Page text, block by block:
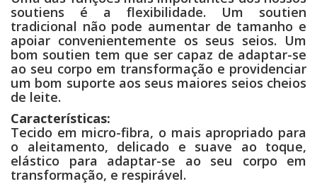
soutiens é a flexibilidade. Um soutien
tradicional não pode aumentar de tamanho e
apoiar convenientemente os seus seios. Um
bom soutien tem que ser capaz de adaptar-se
ao seu corpo em transformação e providenciar
um bom suporte aos seus maiores seios cheios
de leite.
Características:
Tecido em micro-fibra, o mais apropriado para
o aleitamento, delicado e suave ao toque,
elástico para adaptar-se ao seu corpo em
transformação, e respirável.